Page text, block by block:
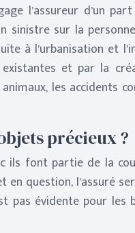
l’assureur d’un
sinistre sur la
à l’urbanisation et
et par la
les accidents
précieux ?
ils font partie de la
en question,
pas évidente pour